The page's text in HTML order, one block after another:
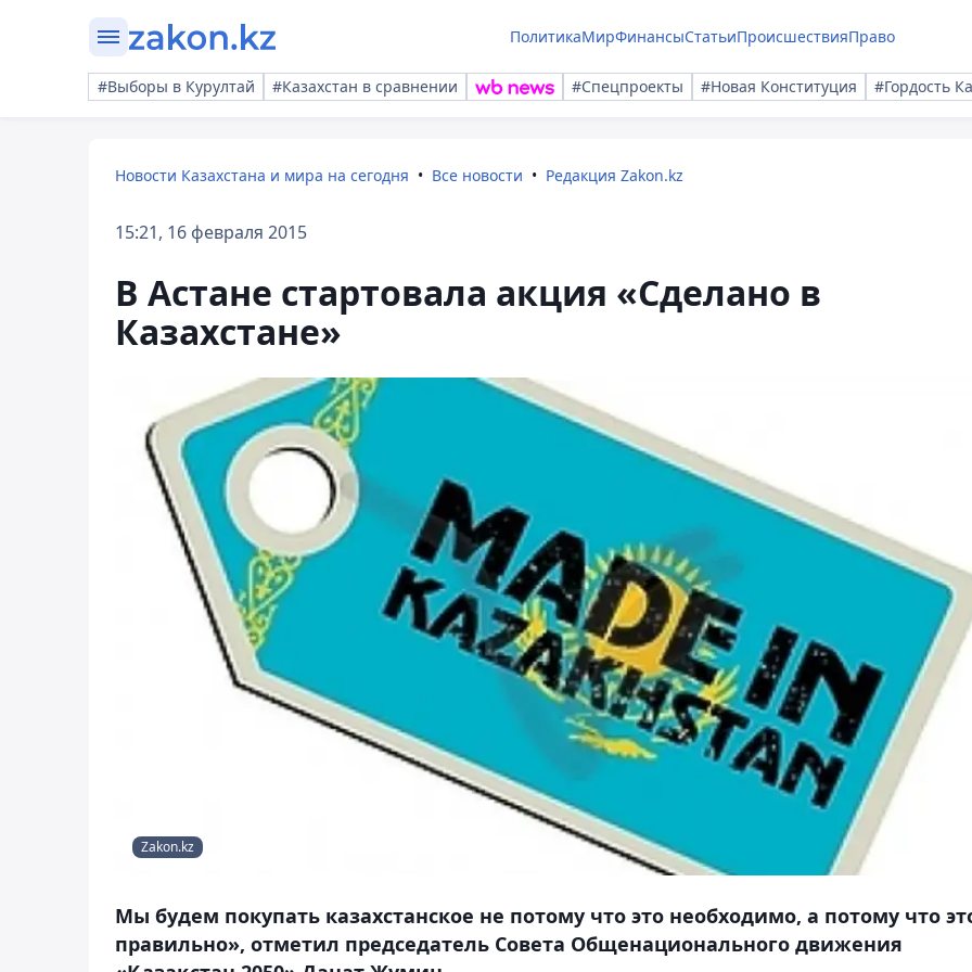
ПолитикаМирФинансыСтатьиПроисшествияПраво
#Выборы в Курултай #Казахстан в сравнении #Спецпроекты #Новая Конституция #Гордость
Новости Казахстана и мира на сегодня Все новости Редакция Zakon.kz
15:21, 16 февраля 2015
В Астане стартовала акция «Сделано в
Казахстане»
Zakon.kz
Мы будем покупать казахстанское не потому что это необходимо, а потому что
правильно», отметил председатель Совета Общенационального движения